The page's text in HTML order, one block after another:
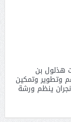
هذلول بن
وتطوير وتمكين
نجران ينظم ورشة